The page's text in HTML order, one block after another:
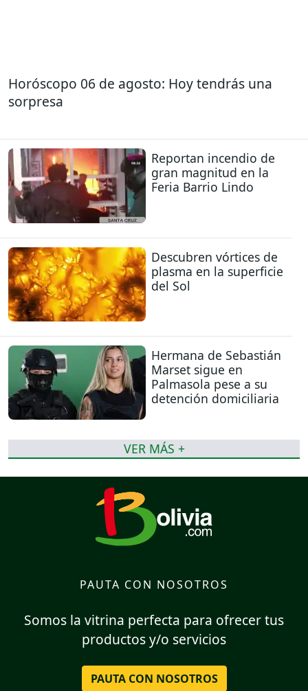
Horóscopo 06 de agosto: Hoy tendrás una
sorpresa
Reportan incendio de
gran magnitud en la
Feria Barrio Lindo
Descubren vórtices de
plasma en la superficie
del Sol
Hermana de Sebastián
Marset sigue en
Palmasola pese a su
detención domiciliaria
VER MÁS +
PAUTA CON NOSOTROS
Somos la vitrina perfecta para ofrecer tus
productos y/o servicios
PAUTA CON NOSOTROS